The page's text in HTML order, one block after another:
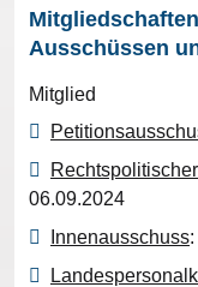
Ausschüssen
Mitglied
06.09.2024
Innenausschuss